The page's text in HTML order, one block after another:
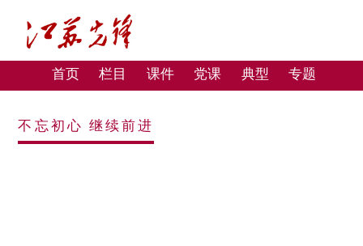
首页 栏目 课件 党课 典型 专题
不忘初心 继续前进